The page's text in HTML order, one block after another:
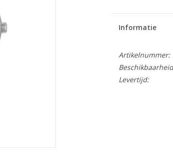
Informatie
Artikelnummer:
Levertijd: